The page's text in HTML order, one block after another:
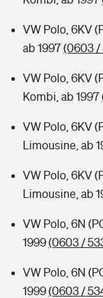
VW Polo, 6KV
ab 1997(0603 /
VW Polo, 6KV
Kombi, ab 1997
VW Polo, 6KV
Limousine, ab
VW Polo, 6KV
Limousine, ab
VW Polo, 6N
1999(0603 /
VW Polo, 6N
1999(0603 /